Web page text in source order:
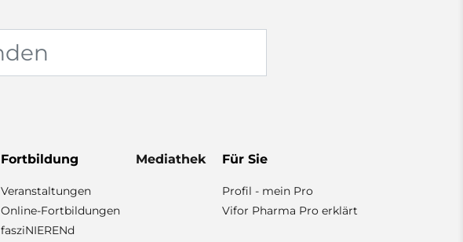
Fortbildung
Veranstaltungen
Online-Fortbildungen
fasziNIERENd
Mediathek Für Sie
Profil - mein Pro
Vifor Pharma Pro erklärt